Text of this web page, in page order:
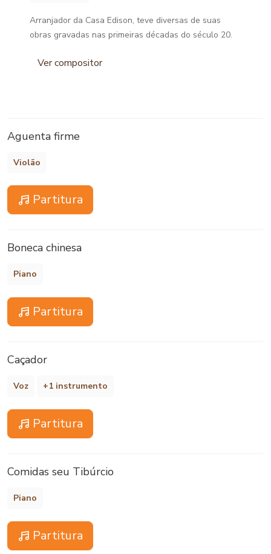
Arranjador da Casa Edison, teve diversas de suas
obras gravadas nas primeiras décadas do século 20.
Ver compositor
Aguenta firme
Violão
Partitura
Boneca chinesa
Piano
Partitura
Caçador
Voz +1 instrumento
Partitura
Comidas seu Tibúrcio
Piano
Partitura